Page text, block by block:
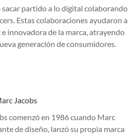
sacar partido a lo digital colaborando
Estas colaboraciones ayudaron a
innovadora de la marca, atrayendo
generación de consumidores.
Jacobs
comenzó en 1986 cuando Marc
de diseño, lanzó su propia marca